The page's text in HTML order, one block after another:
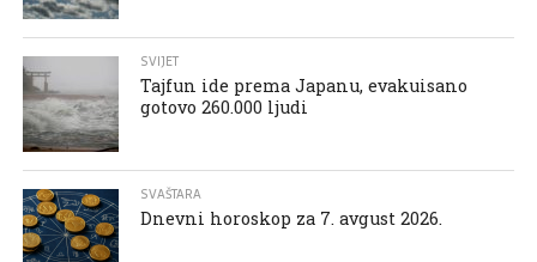
SVIJET
Tajfun ide prema Japanu, evakuisano
gotovo 260.000 ljudi
SVAŠTARA
Dnevni horoskop za 7. avgust 2026.